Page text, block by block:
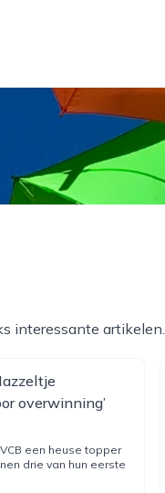
interessante artikelen.
overwinning’
een heuse topper
drie van hun eerste